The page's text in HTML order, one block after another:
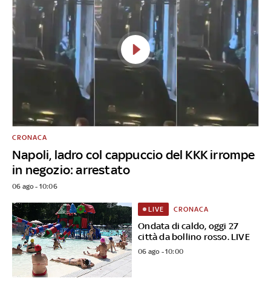
Napoli, ladro col cappuccio del KKK irrompe
in negozio: arrestato
CRONACA
06 ago - 10:06
Ondata di caldo, oggi 27
città da bollino rosso. LIVE
LIVE CRONACA
06 ago - 10:00